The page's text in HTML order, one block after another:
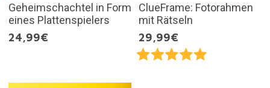
Geheimschachtel in Form
eines Plattenspielers
24,99€
ClueFrame: Fotorahmen
mit Rätseln
29,99€